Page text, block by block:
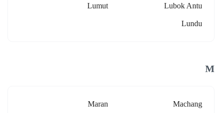
Lubok Antu
Lumut
Lundu
M
Machang
Maran